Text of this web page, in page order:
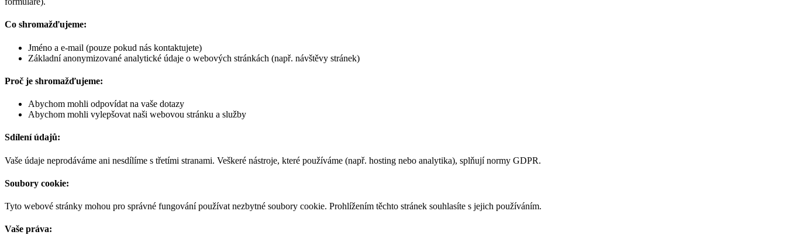
Co shromažďujeme:
Jméno a e-mail (pouze pokud nás kontaktujete)
Základní anonymizované analytické údaje o webových stránkách (např. návštěvy stránek)
Proč je shromažďujeme:
Abychom mohli odpovídat na vaše dotazy
Abychom mohli vylepšovat naši webovou stránku a služby
Sdílení údajů:
Vaše údaje neprodáváme ani nesdílíme s třetími stranami. Veškeré nástroje, které používáme (např. hosting nebo analytika), splňují normy GDPR.
Soubory cookie:
Tyto webové stránky mohou pro správné fungování používat nezbytné soubory cookie. Prohlížením těchto stránek souhlasíte s jejich používáním.
Vaše práva: